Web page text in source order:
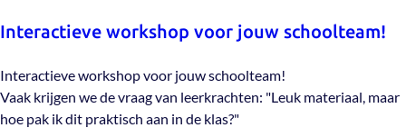
Interactieve workshop voor jouw schoolteam!
Interactieve workshop voor jouw schoolteam!
Vaak krijgen we de vraag van leerkrachten: "Leuk materiaal, maar
hoe pak ik dit praktisch aan in de klas?"